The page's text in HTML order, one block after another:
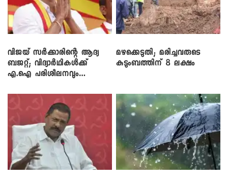
വിജയ് സർക്കാരിന്റെ ആദ്യ
ബജറ്റ്; വിദ്യാർഥികൾക്ക്
എ.ഐ പരിശീലനവും
മഴക്കെടുതി; മരിച്ചവരുടെ
കുടുംബത്തിന് 8 ലക്ഷം